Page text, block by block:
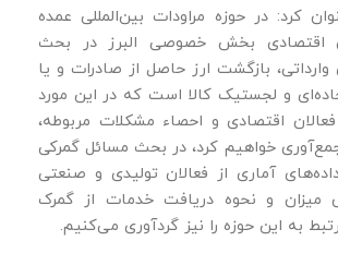
کرد: در حوزه مراودات بین‌المللی عمده
اقتصادی بخش خصوصی البرز در بحث
بازگشت ارز حاصل از صادرات و یا
و لجستیک کالا است که در این مورد
اقتصادی و احصاء مشکلات مربوطه،
جمع‌آوری خواهیم کرد، در بحث مسائل گمرکی
آماری از فعالان تولیدی و صنعتی
میزان و نحوه دریافت خدمات از گمرک
به این حوزه را نیز گردآوری می‌کنیم.